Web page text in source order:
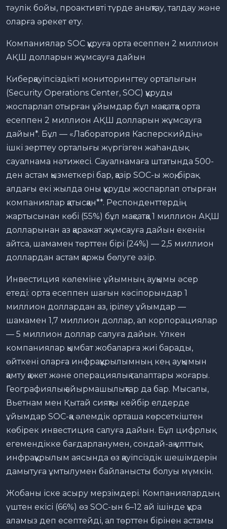
тәулік бойы, проактивті түрде анықтау, талдау және
оларға әрекет ету.
Компаниялар SOC құруға орта есеппен 2 миллион
АҚШ долларын жұмсауға дайын
Киберқауіпсіздікті мониторингтеу орталығын
(Security Operations Center, SOC) құруды
жоспарлап отырған ұйымдар бұл мақсатқа орта
есеппен 2 миллион АҚШ долларын жұмсауға
дайын*. Бұл — «Лаборатория Касперскийдің»
ішкі зерттеу орталығы жүргізген жаһандық
сауалнама нәтижесі. Сауалнамаға штатында 500-
ден астам қызметкері бар, қазір SOC-ы жоқ, бірақ
алдағы екі жылда оны құруды жоспарлап отырған
компаниялар қатысқан**. Респонденттердің
жартысынан көбі (55%) бұл мақсатқа 1 миллион АҚШ
долларынан аз қаражат жұмсауға дайын екенін
айтса, шамамен төрттен бірі (24%) — 2,5 миллион
доллардан астам қаржы бөлуге әзір.
Инвестиция көлеміне ұйымның ауқымы әсер
етеді: орта есеппен шағын кәсіпорындар 1
миллион доллардан аз, ірілеу ұйымдар —
шамамен 1,7 миллион доллар, ал корпорациялар
— 5 миллион доллар салуға дайын. Үлкен
компаниялар қымбат жобаларға жиі барады,
өйткені оларға инфрақұрылымның кең ауқымын
қамту қажет және операциялық талаптары жоғары.
Географиялық айырмашылықтар да бар. Мысалы,
Вьетнам мен Қытай сияқты кейбір елдерде
ұйымдар SOC-қа әлемдік орташа көрсеткіштен
көбірек инвестиция салуға дайын. Бұл цифрлық
егемендікке бағдарланумен, сондай-ақ ұлттық
инфрақұрылым аясында өз қауіпсіздік шешімдерін
дамытуға ұмтылумен байланысты болуы мүмкін.
Жобаны іске асыру мерзімдері. Компаниялардың
үштен екісі (66%) өз SOC-ын 6–12 ай ішінде құра
аламыз деп есептейді, ал төрттен бірінен астамы